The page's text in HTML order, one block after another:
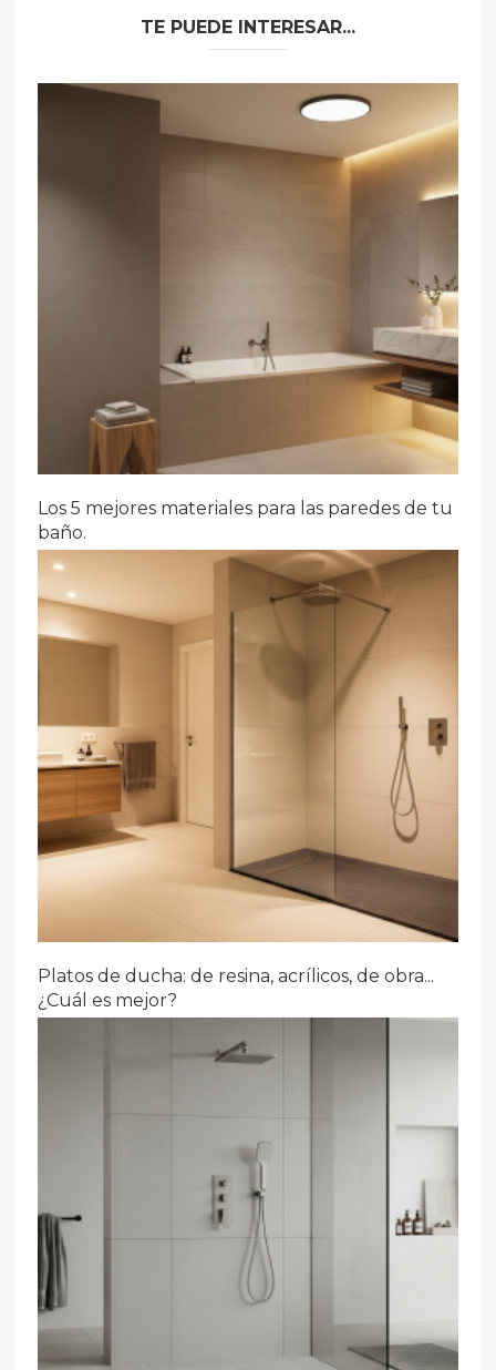
TE PUEDE INTERESAR...
Los 5 mejores materiales para las paredes de tu
baño.
Platos de ducha: de resina, acrílicos, de obra...
¿Cuál es mejor?